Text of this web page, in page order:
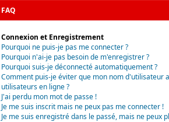
FAQ
Connexion et Enregistrement
Pourquoi ne puis-je pas me connecter ?
Pourquoi n'ai-je pas besoin de m'enregistrer ?
Pourquoi suis-je déconnecté automatiquement ?
Comment puis-je éviter que mon nom d'utilisateur
utilisateurs en ligne ?
J'ai perdu mon mot de passe !
Je me suis inscrit mais ne peux pas me connecter !
Je me suis enregistré dans le passé, mais ne peux